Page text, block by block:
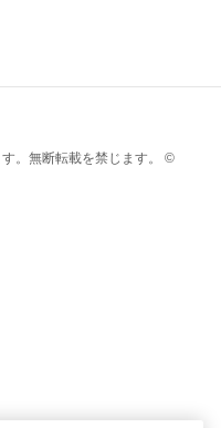
。無断転載を禁じます。 ©